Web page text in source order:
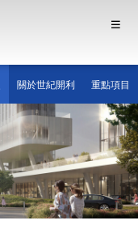
關於世紀開利 重點項目